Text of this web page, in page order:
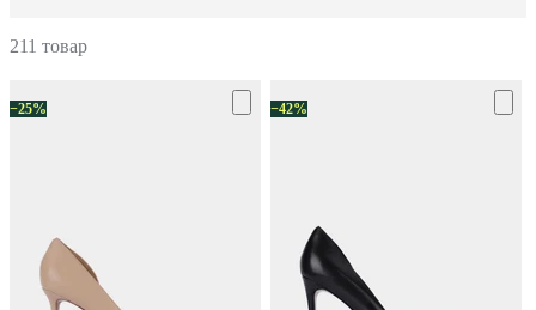
211 товар
−25% −42%